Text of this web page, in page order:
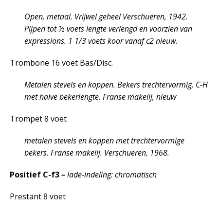
Open, metaal. Vrijwel geheel Verschueren, 1942.
Pijpen tot ½ voets lengte verlengd en voorzien van
expressions. 1 1/3 voets koor vanaf c2 nieuw.
Trombone 16 voet Bas/Disc.
Metalen stevels en koppen. Bekers trechtervormig, C-H
met halve bekerlengte. Franse makelij, nieuw
Trompet 8 voet
metalen stevels en koppen met trechtervormige
bekers. Franse makelij. Verschueren, 1968.
Positief C-f3–lade-indeling: chromatisch
Prestant 8 voet